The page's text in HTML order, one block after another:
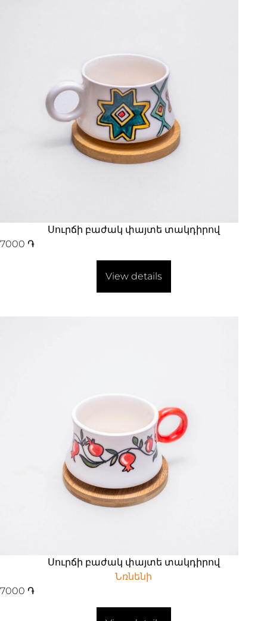
Սուրճի բաժակ փայտե տակդիրով
7000 ֏
View details
Սուրճի բաժակ փայտե տակդիրով
Նռնենի
7000 ֏